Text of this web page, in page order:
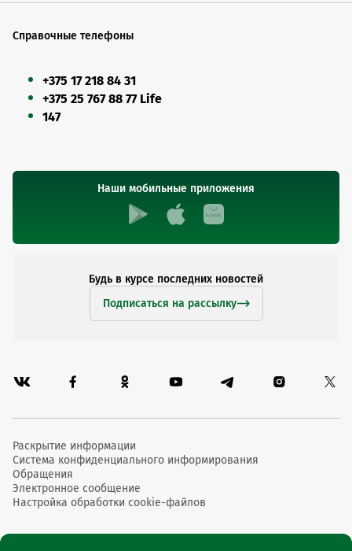
Справочные телефоны
+375 17 218 84 31
+375 25 767 88 77 Life
147
Наши мобильные приложения
Будь в курсе последних новостей
Подписаться на рассылку
Раскрытие информации
Система конфиденциального информирования
Обращения
Электронное сообщение
Настройка обработки cookie-файлов